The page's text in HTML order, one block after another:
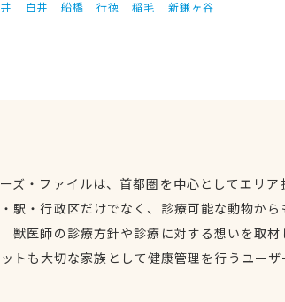
白井 船橋 行徳 稲毛 新鎌ヶ谷
ズ・ファイルは、首都圏を中心としてエリ
駅・行政区だけでなく、診療可能な動物か
獣医師の診療方針や診療に対する想いを取
トも大切な家族として健康管理を行うユー